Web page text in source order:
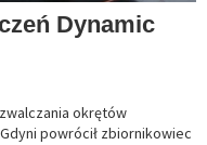
Dynamic
okrętów
powrócił zbiornikowiec